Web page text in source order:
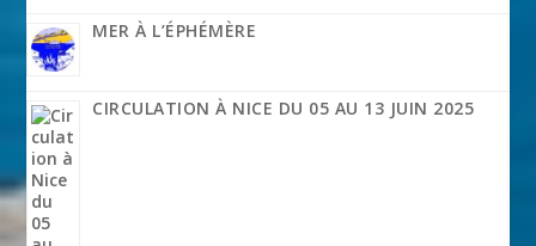
MER À L’ÉPHÉMÈRE
CIRCULATION À NICE DU 05 AU 13 JUIN 2025